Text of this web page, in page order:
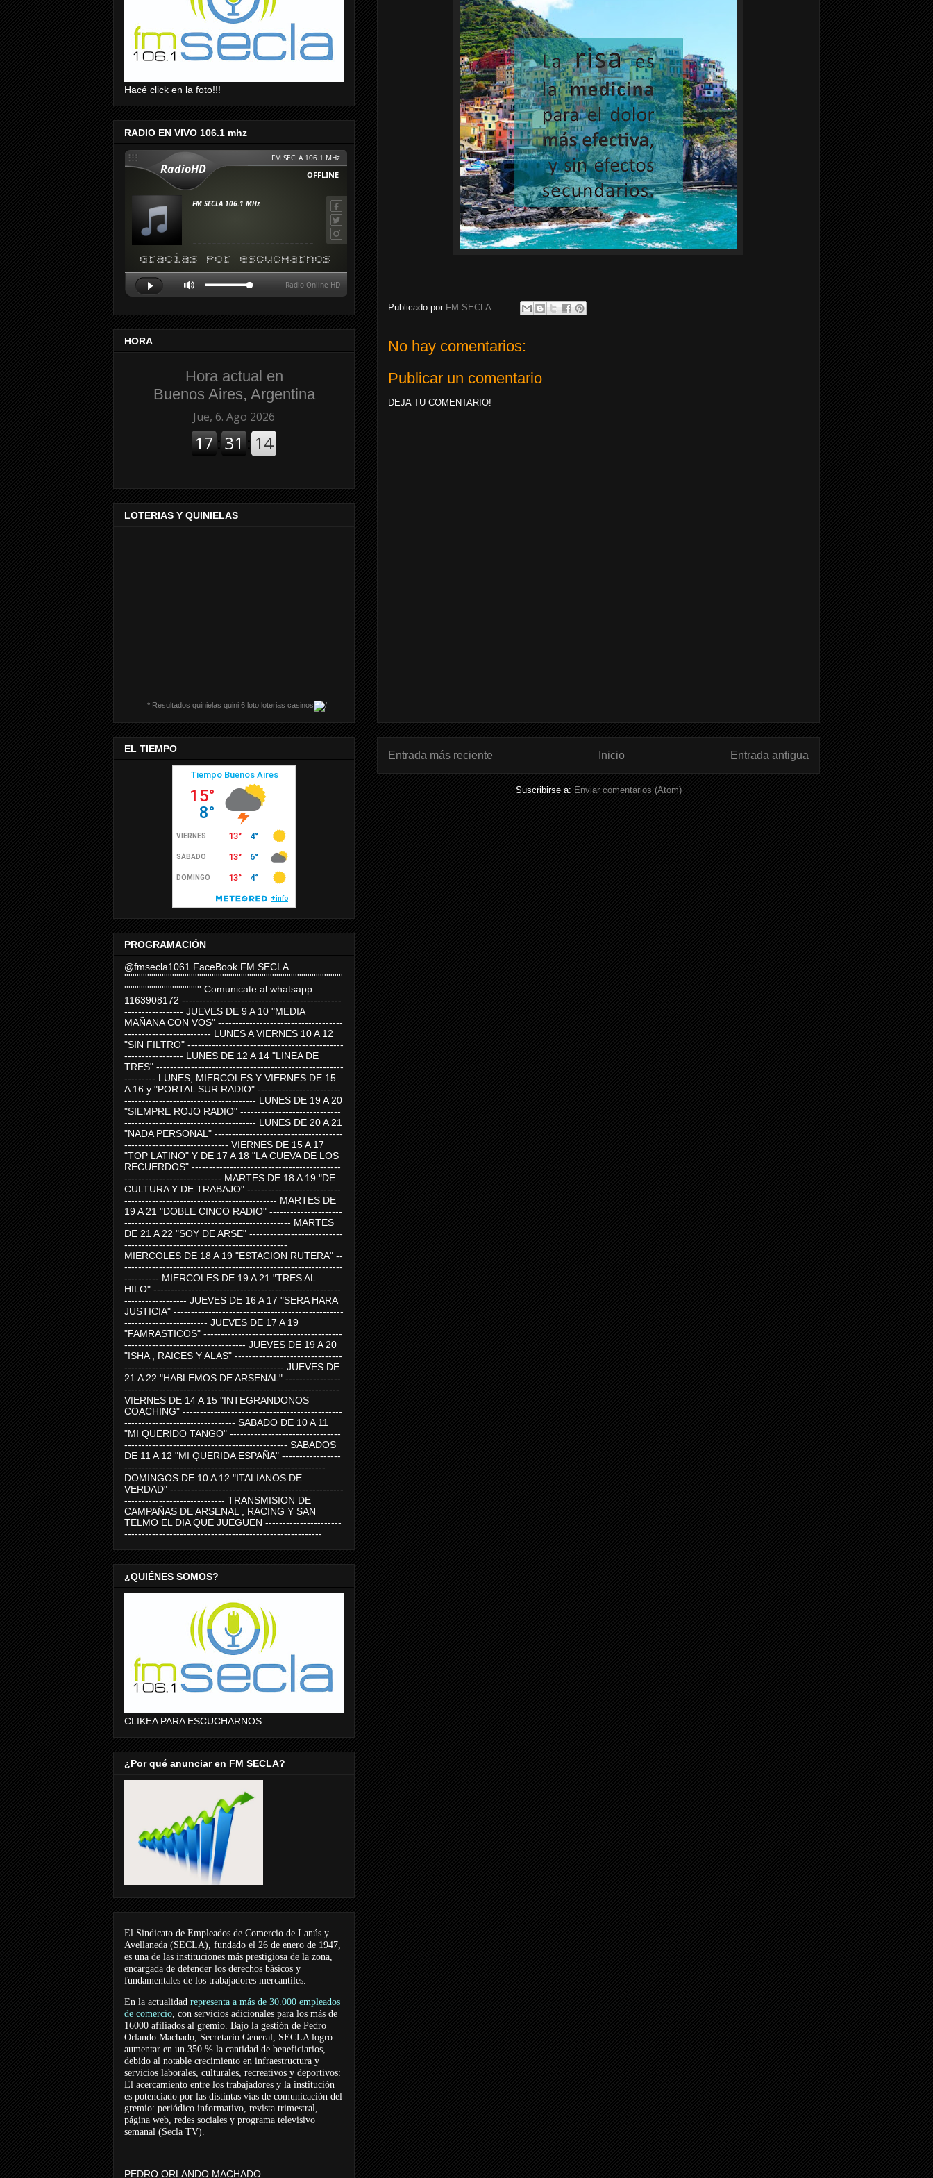
Publicado por FM SECLA
No hay comentarios:
Publicar un comentario
DEJA TU COMENTARIO!
Entrada más reciente Entrada antigua
Inicio
Suscribirse a: Enviar comentarios (Atom)
Hacé click en la foto!!!
RADIO EN VIVO 106.1 mhz
HORA
Hora actual en
Buenos Aires, Argentina
LOTERIAS Y QUINIELAS
* Resultados quinielas quini 6 loto loterias casinos
EL TIEMPO
PROGRAMACIÓN
@fmsecla1061 FaceBook FM SECLA
'''''''''''''''''''''''''''''''''''''''''''''''''''''''''''''''''''''''''''''''''''''''''''''''''''''''''
''''''''''''''''''''''''''''''''''''' Comunicate al whatsapp
1163908172 ----------------------------------------------
----------------- JUEVES DE 9 A 10 "MEDIA
MAÑANA CON VOS" ------------------------------------
------------------------- LUNES A VIERNES 10 A 12
"SIN FILTRO" ---------------------------------------------
----------------- LUNES DE 12 A 14 "LINEA DE
TRES" ------------------------------------------------------
--------- LUNES, MIERCOLES Y VIERNES DE 15
A 16 y "PORTAL SUR RADIO" ------------------------
-------------------------------------- LUNES DE 19 A 20
"SIEMPRE ROJO RADIO" -----------------------------
-------------------------------------- LUNES DE 20 A 21
"NADA PERSONAL" -------------------------------------
------------------------------ VIERNES DE 15 A 17
"TOP LATINO" Y DE 17 A 18 "LA CUEVA DE LOS
RECUERDOS" -------------------------------------------
---------------------------- MARTES DE 18 A 19 "DE
CULTURA Y DE TRABAJO" ---------------------------
-------------------------------------------- MARTES DE
19 A 21 "DOBLE CINCO RADIO" ---------------------
------------------------------------------------ MARTES
DE 21 A 22 "SOY DE ARSE" ---------------------------
-----------------------------------------------
MIERCOLES DE 18 A 19 "ESTACION RUTERA" --
---------------------------------------------------------------
---------- MIERCOLES DE 19 A 21 "TRES AL
HILO" ------------------------------------------------------
------------------ JUEVES DE 16 A 17 "SERA HARA
JUSTICIA" -------------------------------------------------
------------------------ JUEVES DE 17 A 19
"FAMRASTICOS" ----------------------------------------
----------------------------------- JUEVES DE 19 A 20
"ISHA , RAICES Y ALAS" -------------------------------
---------------------------------------------- JUEVES DE
21 A 22 "HABLEMOS DE ARSENAL" ----------------
--------------------------------------------------------------
VIERNES DE 14 A 15 "INTEGRANDONOS
COACHING" ----------------------------------------------
-------------------------------- SABADO DE 10 A 11
"MI QUERIDO TANGO" --------------------------------
----------------------------------------------- SABADOS
DE 11 A 12 "MI QUERIDA ESPAÑA" -----------------
----------------------------------------------------------
DOMINGOS DE 10 A 12 "ITALIANOS DE
VERDAD" --------------------------------------------------
----------------------------- TRANSMISION DE
CAMPAÑAS DE ARSENAL , RACING Y SAN
TELMO EL DIA QUE JUEGUEN ----------------------
---------------------------------------------------------
¿QUIÉNES SOMOS?
CLIKEA PARA ESCUCHARNOS
¿Por qué anunciar en FM SECLA?
El Sindicato de Empleados de Comercio de Lanús y
Avellaneda (SECLA), fundado el 26 de enero de 1947,
es una de las instituciones más prestigiosa de la zona,
encargada de defender los derechos básicos y
fundamentales de los trabajadores mercantiles.
En la actualidad representa a más de 30.000 empleados
de comercio, con servicios adicionales para los más de
16000 afiliados al gremio. Bajo la gestión de Pedro
Orlando Machado, Secretario General, SECLA logró
aumentar en un 350 % la cantidad de beneficiarios,
debido al notable crecimiento en infraestructura y
servicios laborales, culturales, recreativos y deportivos:
El acercamiento entre los trabajadores y la institución
es potenciado por las distintas vías de comunicación del
gremio: periódico informativo, revista trimestral,
página web, redes sociales y programa televisivo
semanal (Secla TV).
PEDRO ORLANDO MACHADO